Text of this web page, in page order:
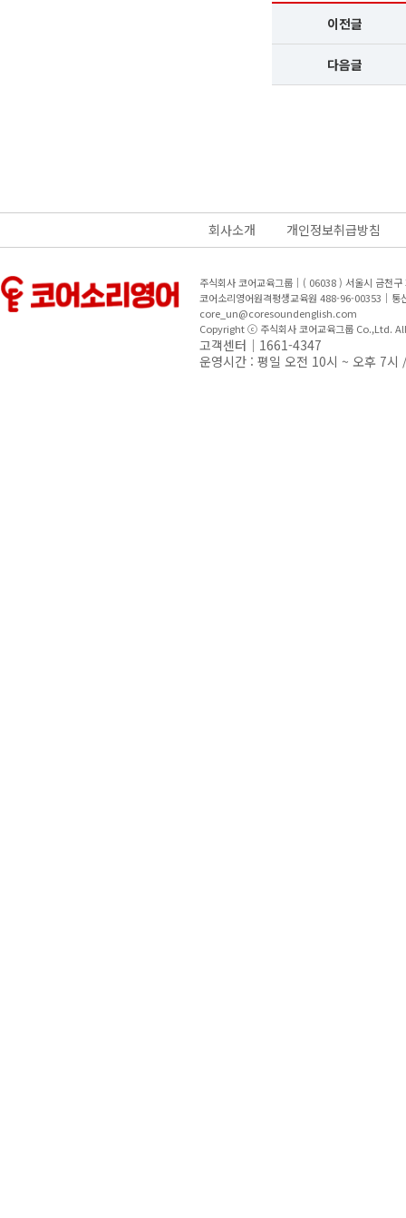
이전글
다음글
회사소개 개인정보취급방침
주식회사 코어교육그룹｜( 06038 ) 서울시 금천
코어소리영어원격평생교육원 488-96-00353｜
core_un@coresoundenglish.com
Copyright ⓒ 주식회사 코어교육그룹 Co.,Ltd.
고객센터｜1661-4347
운영시간 : 평일 오전 10시 ~ 오후 7